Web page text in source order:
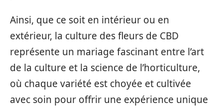
Ainsi, que ce soit en intérieur ou en
extérieur, la culture des fleurs de CBD
représente un mariage fascinant entre l’art
de la culture et la science de l’horticulture,
où chaque variété est choyée et cultivée
avec soin pour offrir une expérience unique